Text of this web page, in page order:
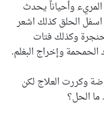
وأحياناً يحدث
اسفل الحلق كذلك اشعر
وكذلك فتات
الحمحمة وإخراج البغلم.
وكررت العلاج لكن
الحل؟